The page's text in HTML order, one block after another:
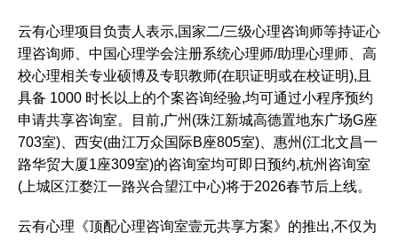
云有心理项目负责人表示,国家二/三级心理咨询师等持证心
理咨询师、中国心理学会注册系统心理师/助理心理师、高
校心理相关专业硕博及专职教师(在职证明或在校证明),且
具备 1000 时长以上的个案咨询经验,均可通过小程序预约
申请共享咨询室。目前,广州(珠江新城高德置地东广场G座
703室)、西安(曲江万众国际B座805室)、惠州(江北文昌一
路华贸大厦1座309室)的咨询室均可即日预约,杭州咨询室
(上城区江婺江一路兴合望江中心)将于2026春节后上线。
云有心理《顶配心理咨询室壹元共享方案》的推出,不仅为